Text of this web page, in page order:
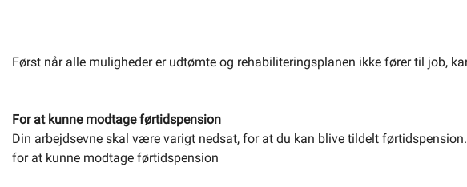
Først når alle muligheder er udtømte og rehabiliteringsplanen ikke fører til job,
For at kunne modtage førtidspension
Din arbejdsevne skal være varigt nedsat, for at du kan blive tildelt
for at kunne modtage førtidspension